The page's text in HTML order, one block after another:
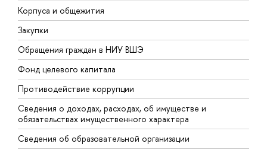
Корпуса и общежития
Закупки
Обращения граждан в НИУ ВШЭ
Фонд целевого капитала
Противодействие коррупции
Сведения о доходах, расходах, об имуществе и
обязательствах имущественного характера
Сведения об образовательной организации